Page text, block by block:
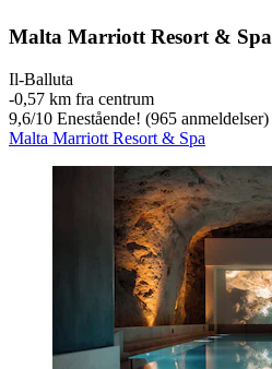
Malta Marriott Resort & Spa
Il-Balluta
‐0,57 km fra centrum
9,6/10 Enestående! (965 anmeldelser)
Malta Marriott Resort & Spa